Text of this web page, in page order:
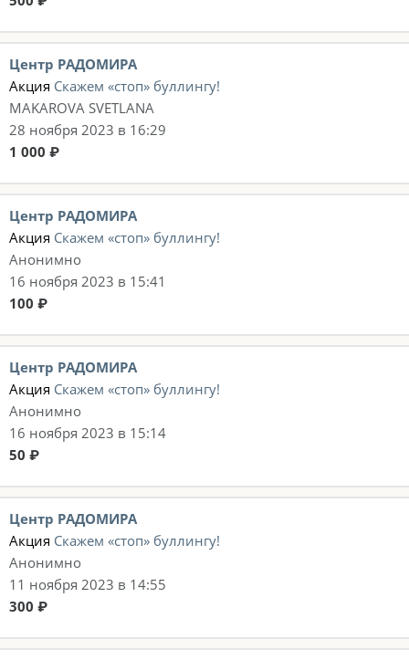
Центр РАДОМИРА
Акция Скажем «стоп» буллингу!
MAKAROVA SVETLANA
28 ноября 2023 в 16:29
1 000 ₽
Центр РАДОМИРА
Акция Скажем «стоп» буллингу!
Анонимно
16 ноября 2023 в 15:41
100 ₽
Центр РАДОМИРА
Акция Скажем «стоп» буллингу!
Анонимно
16 ноября 2023 в 15:14
50 ₽
Центр РАДОМИРА
Акция Скажем «стоп» буллингу!
Анонимно
11 ноября 2023 в 14:55
300 ₽